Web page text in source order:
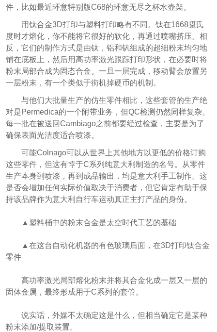
件，比如最近环意特别版C68的环意无尽之杯水壶架。
用钛合金3D打印与塑料打印略有不同。钛在1668摄氏
度时才熔化，你不能将它很好的软化，再通过喷嘴挤压。相
反，它们的制作方式是由钛，铝和钒组成的超细粉末均匀地
铺在底板上，然后用高功率激光跟踪打印形状，在必要时将
粉末局部合成为固态合金。一旦一层完成，移动臂会放置另
一层粉末，有一个类似于街机掉硬币的机制。
与他们大批量生产的仿生零件相比，这些套管的生产绝
对是Permedica的一个附带业务，但QC检测仍然同样复杂。
每一批在被送回Cambiago之前都要经过检查，主要是为了
确保表面光洁度适合喷漆。
可能Colnago可以从世界上其他地方以更低的价格订购
这些零件，但这有悖于C系列纯意大利制造的名号。从零件
生产本身到喷漆，再到成品输出，均是意大利手工制作。这
是否会增加任何实际价值取决于消费者，但它肯定有助于保
持该品牌作为意大利自行车运动真正主打产品的身份。
▲塑料桶中的粉末合金是太空时代工艺的基础
▲在这台自动化机器的有色玻璃后面，在3D打印钛合金
零件
高功率激光局部熔化粉末并将其合金化成一层又一层的
固体金属，最终形成用于C系列的套管。
说实话，外媒不太确定这是什么，但相当确定它是某种
粉末添加/提取装置。